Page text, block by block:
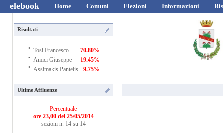
elebook Home Comuni Elezioni Informazioni
Risultati
· Tosi Francesco 70.80%
· Amici Giuseppe 19.45%
· Assimakis Pantelis 9.75%
Ultime Affluenze
Percentuale
ore 23,00 del 25/05/2014
sezioni n. 14 su 14